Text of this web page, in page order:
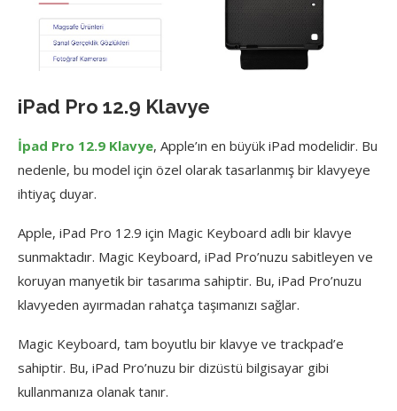
iPad Pro 12.9 Klavye
İpad Pro 12.9 Klavye, Apple’ın en büyük iPad modelidir. Bu
nedenle, bu model için özel olarak tasarlanmış bir klavyeye
ihtiyaç duyar.
Apple, iPad Pro 12.9 için Magic Keyboard adlı bir klavye
sunmaktadır. Magic Keyboard, iPad Pro’nuzu sabitleyen ve
koruyan manyetik bir tasarıma sahiptir. Bu, iPad Pro’nuzu
klavyeden ayırmadan rahatça taşımanızı sağlar.
Magic Keyboard, tam boyutlu bir klavye ve trackpad’e
sahiptir. Bu, iPad Pro’nuzu bir dizüstü bilgisayar gibi
kullanmanıza olanak tanır.